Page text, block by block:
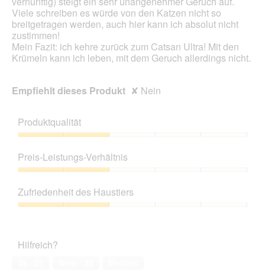
Viele schreiben es würde von den Katzen nicht so
breitgetragen werden, auch hier kann ich absolut nicht
zustimmen!
Mein Fazit: ich kehre zurück zum Catsan Ultra! Mit den
Krümeln kann ich leben, mit dem Geruch allerdings nicht.
Empfiehlt dieses Produkt ✘ Nein
Produktqualität
2
von
5
Preis-Leistungs-Verhältnis
Leistungs-
Verhältnis,
2
Zufriedenheit des Haustiers
2
Hilfreich?